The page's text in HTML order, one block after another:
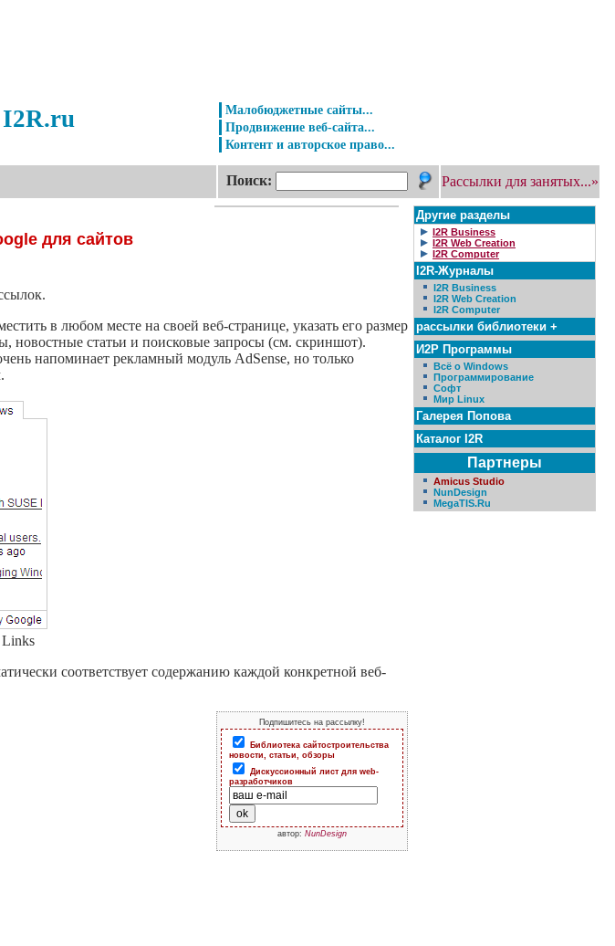
I2R.ru
Малобюджетные сайты...
Продвижение веб-сайта...
Контент и авторское право...
Поиск: Рассылки для занятых...»
для сайтов
в любом месте на своей веб-странице, указать его размер
новостные статьи и поисковые запросы (см. скриншот).
напоминает рекламный модуль AdSense, но только
соответствует содержанию каждой конкретной веб-
Подпишитесь на рассылку!
Библиотека сайтостроительства
новости, статьи, обзоры
Дискуссионный лист для web-
разработчиков
автор: NunDesign
Другие разделы
I2R Business
I2R Web Creation
I2R Computer
I2R-Журналы
I2R Business
I2R Web Creation
I2R Computer
рассылки библиотеки +
И2Р Программы
Всё о Windows
Программирование
Софт
Мир Linux
Галерея Попова
Каталог I2R
Партнеры
Amicus Studio
NunDesign
MegaTIS.Ru